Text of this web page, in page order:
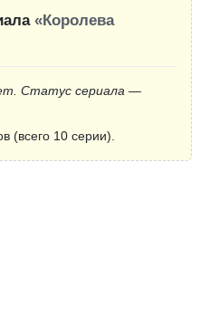
«Королева
Статус сериала —
(всего 10 серии).